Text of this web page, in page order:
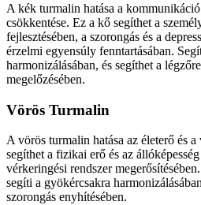
A kék turmalin hatása a kommunikáció
csökkentése. Ez a kő segíthet a
fejlesztésében, a szorongás és a
érzelmi egyensúly fenntartásában.
harmonizálásában, és segíthet a
megelőzésében.
Vörös Turmalin
A vörös turmalin hatása az életerő és
segíthet a fizikai erő és az
vérkeringési rendszer
segíti a gyökércsakra
szorongás enyhítésében.